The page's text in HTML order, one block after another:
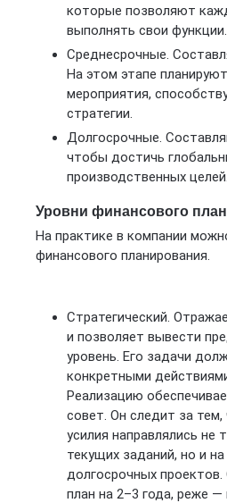
которые позволяют
выполнять свои функции.
Среднесрочные.
На этом этапе
мероприятия,
стратегии.
Долгосрочные.
чтобы достичь
производственных целей.
Уровни финансового
На практике в компании
финансового планирования.
Стратегический.
и позволяет вывести
уровень. Его задачи
конкретными
Реализацию
совет. Он следит за
усилия направлялись не
текущих заданий, но и
долгосрочных
план на 2–3 года, реже —